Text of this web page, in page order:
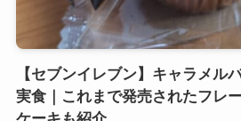
【セブンイレブン】キャラメル
実食｜これまで発売されたフレ